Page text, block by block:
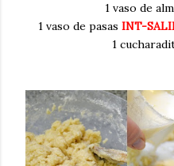
1 vaso de
1 vaso de pasas INT-
1